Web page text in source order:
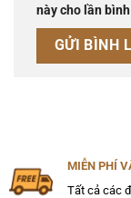
này cho lần
MIỄN PHÍ
Tất cả các